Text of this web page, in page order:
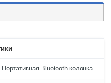
Портативная Bluetooth-колонка